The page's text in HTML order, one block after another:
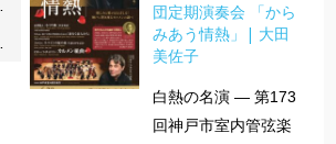
団定期演奏会 「から
みあう情熱」| 大田
美佐子
白熱の名演 ― 第173
回神戸市室内管弦楽